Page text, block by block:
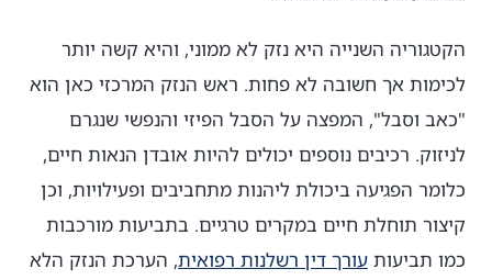
הקטגוריה השנייה היא נזק לא ממוני, והיא קשה יותר
לכימות אך חשובה לא פחות. ראש הנזק המרכזי כאן הוא
"כאב וסבל", המפצה על הסבל הפיזי והנפשי שנגרם
לניזוק. רכיבים נוספים יכולים להיות אובדן הנאות חיים,
כלומר הפגיעה ביכולת ליהנות מתחביבים ופעילויות, וכן
קיצור תוחלת חיים במקרים טרגיים. בתביעות מורכבות
כמו תביעות עורך דין רשלנות רפואית, הערכת הנזק הלא